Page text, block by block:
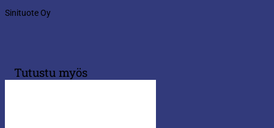
Sinituote Oy
Tutustu myös